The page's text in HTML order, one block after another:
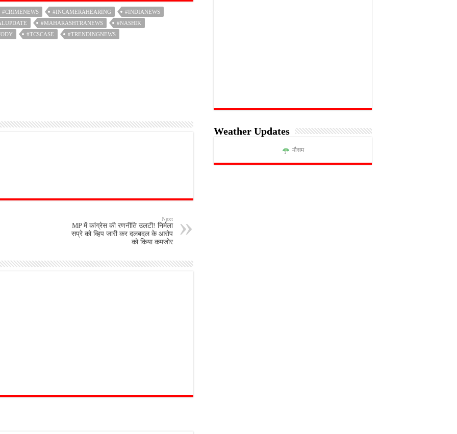
#CRIMENEWS #INCAMERAHEARING
#INDIANEWS
#MAHARASHTRANEWS
#NASHIK
#TCSCASE #TRENDINGNEWS
Next
MP में कांग्रेस की रणनीति उलटी! निर्मला
सप्रे को व्हिप जारी कर दलबदल के आरोप
को किया कमजोर
Weather Updates
मौसम